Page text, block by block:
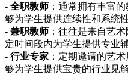
- 全职教师 ：通常拥有丰富
够为学生提供连续性和系统
- 兼职教师 ：往往是来自艺
定时间段内为学生提供专业辅
- 行业专家 ：定期邀请的艺
够为学生提供宝贵的行业见